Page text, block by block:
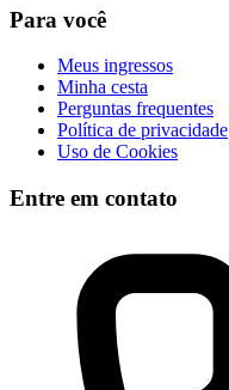
Para você
Meus ingressos
Minha cesta
Perguntas frequentes
Política de privacidade
Uso de Cookies
Entre em contato